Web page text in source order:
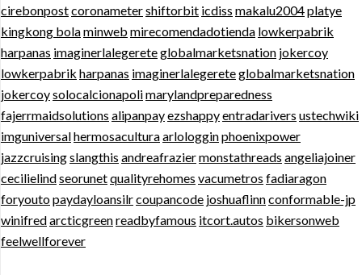
cirebonpostcoronametershiftorbit icdiss makalu2004platye
kingkong bolaminweb mirecomendadotienda lowkerpabrik
harpanas imaginerlalegereteglobalmarketsnation jokercoy
lowkerpabrik harpanas imaginerlalegereteglobalmarketsnation
jokercoysolocalcionapolimarylandpreparedness
fajerrmaidsolutions alipanpayezshappyentradarivers ustechwiki
imguniversalhermosaculturaarlologginphoenixpower
jazzcruisingslangthis andreafraziermonstathreads angeliajoiner
cecilielindseorunetqualityrehomes vacumetros fadiaragon
foryoutopaydayloansilrcoupancode joshuaflinnconformable-jp
winifredarcticgreenreadbyfamous itcort.autos bikersonweb
feelwellforever